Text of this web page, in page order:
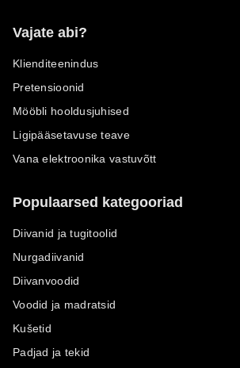
Vajate abi?
Klienditeenindus
Pretensioonid
Mööbli hooldusjuhised
Ligipääsetavuse teave
Vana elektroonika vastuvõtt
Populaarsed kategooriad
Diivanid ja tugitoolid
Nurgadiivanid
Diivanvoodid
Voodid ja madratsid
Kušetid
Padjad ja tekid